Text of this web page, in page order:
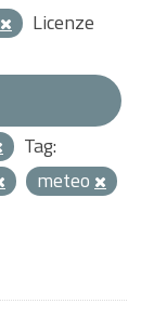
Licenze
Tag:
meteo